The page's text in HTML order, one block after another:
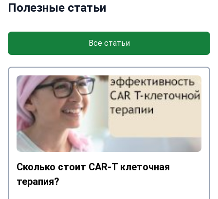
Полезные статьи
Все статьи
Сколько стоит CAR-T клеточная
терапия?